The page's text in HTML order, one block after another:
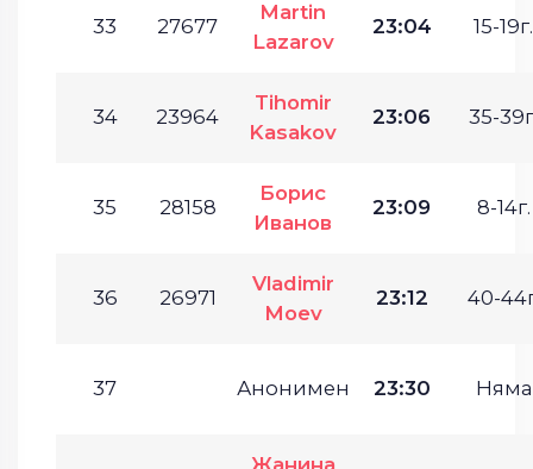
33 27677
Martin
Lazarov
23:04 15-19г.
34 23964
Tihomir
Kasakov
23:06 35-
35 28158
Борис
Иванов
23:09 8-14г.
36 26971
Vladimir
Moev
23:12 40-
37 Анонимен 23:30 Няма
Жанина